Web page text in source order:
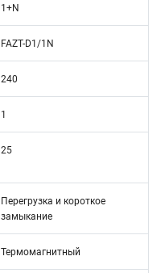
1+N
FAZT-D1/1N
240
1
25
Перегрузка и короткое
замыкание
Термомагнитный